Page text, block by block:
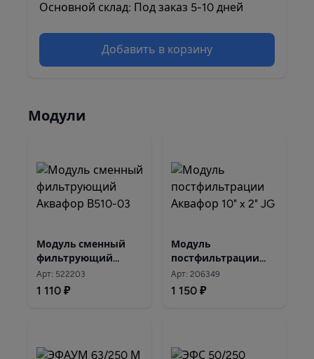
Основной склад: Под заказ 5-10 дней
Добавить в корзину
Модули
Модуль сменный
фильтрующий
Аквафор В510-03
Арт: 522203
1 110 ₽
Модуль
постфильтрации
Аквафор 10" x 2" JG
Арт: 206349
1 150 ₽